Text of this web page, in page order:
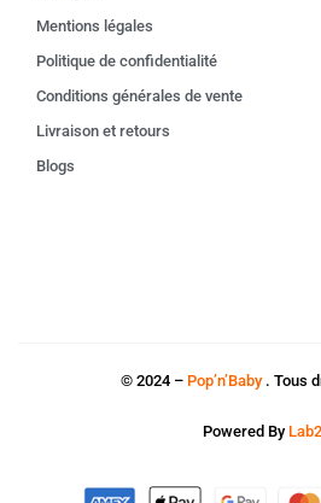
Mentions légales
Politique de confidentialité
Conditions générales de vente
Livraison et retours
Blogs
© 2024 – Pop’n’Baby. Tous
Powered By